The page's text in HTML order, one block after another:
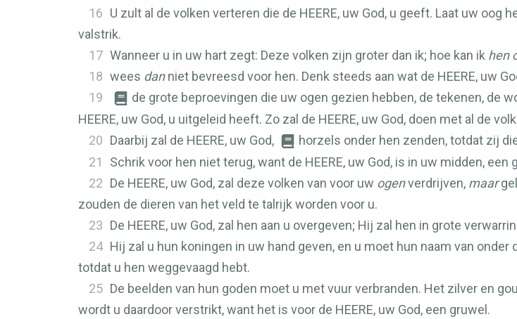
16 U zult al de volken verteren die de HEERE, uw God, u geeft. Laat uw oog
valstrik.
17 Wanneer u in uw hart zegt: Deze volken zijn groter dan ik; hoe kan ik hen
18 wees danniet bevreesd voor hen. Denk steeds aan wat de HEERE, uw
19
de grote beproevingen die uw ogen gezien hebben, de tekenen, de
HEERE, uw God, u uitgeleid heeft. Zo zal de HEERE, uw God, doen met al de
20 Daarbij zal de HEERE, uw God, horzels onder hen zenden, totdat zij
21
Schrik voor hen niet terug, want de HEERE, uw God, is in uw midden,
22 De HEERE, uw God, zal deze volken van voor uw ogenverdrijven, maar
zouden de dieren van het veld te talrijk worden voor u.
23 De HEERE, uw God, zal hen aan u overgeven; Hij zal hen in grote
24 Hij zal u hun koningen in uw hand geven, en u moet hun naam van
totdat u hen weggevaagd hebt.
25 De beelden van hun goden moet u met vuur verbranden. Het zilver en
wordt u daardoor verstrikt, want het is voor de HEERE, uw God, een gruwel.